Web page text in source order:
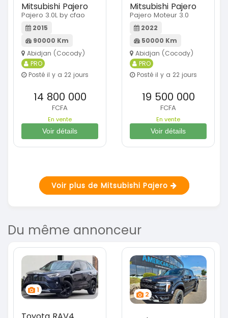
Mitsubishi Pajero
Pajero 3.0L by cfao
2015
90000 Km
Abidjan (Cocody)
PRO
Posté il y a 22 jours
14 800 000
FCFA
En vente
Voir détails
Mitsubishi Pajero
Pajero Moteur 3.0
2022
50000 Km
Abidjan (Cocody)
PRO
Posté il y a 22 jours
19 500 000
FCFA
En vente
Voir détails
Voir plus de Mitsubishi Pajero
Du même annonceur
1 2